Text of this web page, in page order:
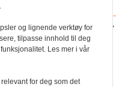
NESTE ARTIKKEL
I år krever vi
reallønnsvekst
og lignende verktøy for
tilpasse innhold til deg
Les mer i vår
for deg som det